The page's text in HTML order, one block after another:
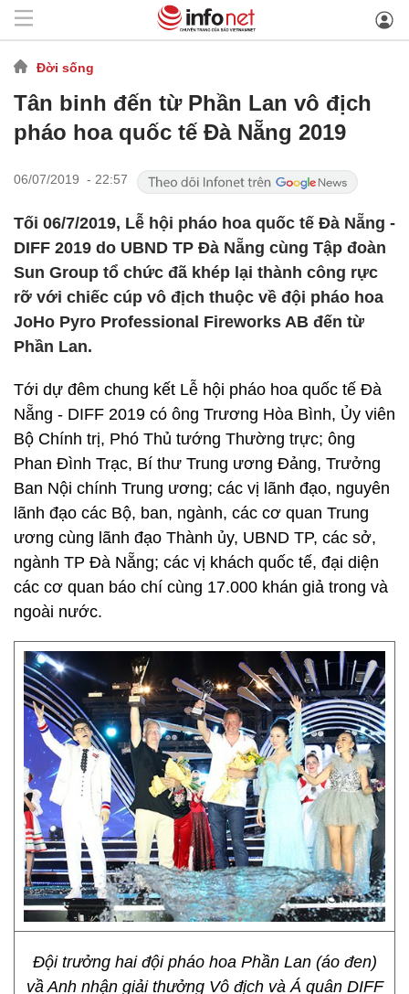
Đời sống
Tân binh đến từ Phần Lan vô địch
pháo hoa quốc tế Đà Nẵng 2019
06/07/2019 - 22:57
Tối 06/7/2019, Lễ hội pháo hoa quốc tế Đà Nẵng -
DIFF 2019 do UBND TP Đà Nẵng cùng Tập đoàn
Sun Group tổ chức đã khép lại thành công rực
rỡ với chiếc cúp vô địch thuộc về đội pháo hoa
JoHo Pyro Professional Fireworks AB đến từ
Phần Lan.
Tới dự đêm chung kết Lễ hội pháo hoa quốc tế Đà
Nẵng - DIFF 2019 có ông Trương Hòa Bình, Ủy viên
Bộ Chính trị, Phó Thủ tướng Thường trực; ông
Phan Đình Trạc, Bí thư Trung ương Đảng, Trưởng
Ban Nội chính Trung ương; các vị lãnh đạo, nguyên
lãnh đạo các Bộ, ban, ngành, các cơ quan Trung
ương cùng lãnh đạo Thành ủy, UBND TP, các sở,
ngành TP Đà Nẵng; các vị khách quốc tế, đại diện
các cơ quan báo chí cùng 17.000 khán giả trong và
ngoài nước.
Đội trưởng hai đội pháo hoa Phần Lan (áo đen)
vầ Anh nhận giải thưởng Vô địch và Á quân DIFF